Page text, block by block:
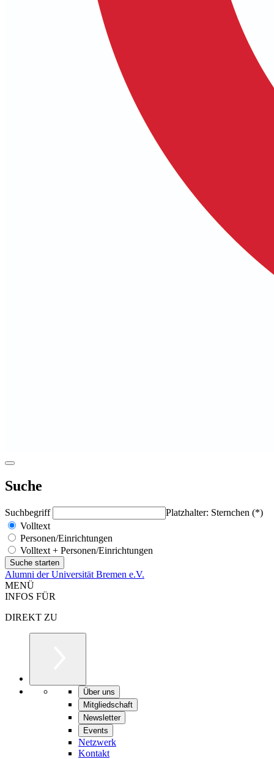
Suche
Suchbegriff
Platzhalter: Sternchen (*)
Volltext
Personen/Einrichtungen
Volltext + Personen/Einrichtungen
Alumni der Universität Bremen e.V.
MENÜ
INFOS FÜR
DIREKT ZU
Über uns
Mitgliedschaft
Newsletter
Events
Netzwerk
Kontakt